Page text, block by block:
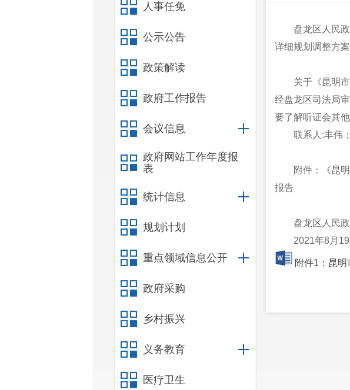
人事任免
公示公告
政策解读
政府工作报告
会议信息
政府网站工作年度报
表
统计信息
规划计划
重点领域信息公开
政府采购
乡村振兴
义务教育
医疗卫生
盘龙区人民
详细规划调整方案
关于《昆明
经盘龙区司法局
要了解听证会其
联系人:丰伟
附件：《昆
报告
盘龙区人民
2021年8月19
附件1：昆